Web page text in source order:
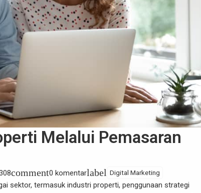
Melalui Pemasaran
comment0 komentarlabel Digital Marketing
sektor, termasuk industri properti, penggunaan strategi